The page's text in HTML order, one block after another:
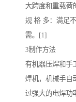
大跨度和重载荷
规 格 多：满足
需。[1]
3制作方法
有机器压焊和手
焊机，机械手自
过强大的电焊功